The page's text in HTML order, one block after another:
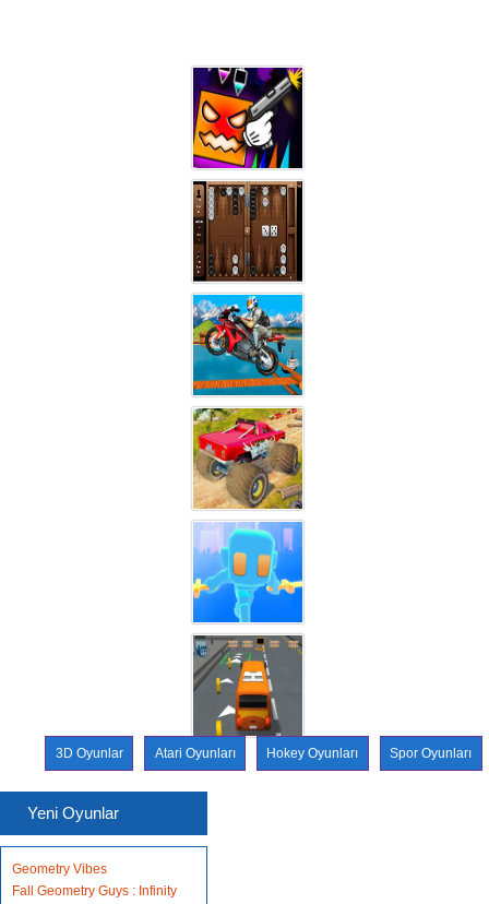
3D Oyunlar Atari Oyunları Hokey Oyunları Spor Oyunları
Yeni Oyunlar
Geometry Vibes
Fall Geometry Guys : Infinity